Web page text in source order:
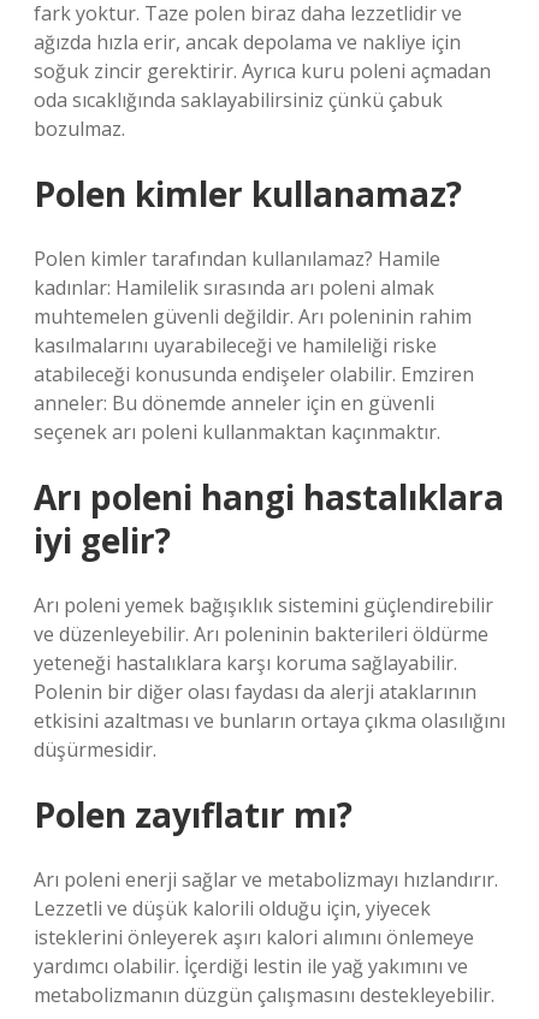
fark yoktur. Taze polen biraz daha lezzetlidir ve
ağızda hızla erir, ancak depolama ve nakliye için
soğuk zincir gerektirir. Ayrıca kuru poleni açmadan
oda sıcaklığında saklayabilirsiniz çünkü çabuk
bozulmaz.
Polen kimler kullanamaz?
Polen kimler tarafından kullanılamaz? Hamile
kadınlar: Hamilelik sırasında arı poleni almak
muhtemelen güvenli değildir. Arı poleninin rahim
kasılmalarını uyarabileceği ve hamileliği riske
atabileceği konusunda endişeler olabilir. Emziren
anneler: Bu dönemde anneler için en güvenli
seçenek arı poleni kullanmaktan kaçınmaktır.
Arı poleni hangi hastalıklara
iyi gelir?
Arı poleni yemek bağışıklık sistemini güçlendirebilir
ve düzenleyebilir. Arı poleninin bakterileri öldürme
yeteneği hastalıklara karşı koruma sağlayabilir.
Polenin bir diğer olası faydası da alerji ataklarının
etkisini azaltması ve bunların ortaya çıkma olasılığını
düşürmesidir.
Polen zayıflatır mı?
Arı poleni enerji sağlar ve metabolizmayı hızlandırır.
Lezzetli ve düşük kalorili olduğu için, yiyecek
isteklerini önleyerek aşırı kalori alımını önlemeye
yardımcı olabilir. İçerdiği lestin ile yağ yakımını ve
metabolizmanın düzgün çalışmasını destekleyebilir.